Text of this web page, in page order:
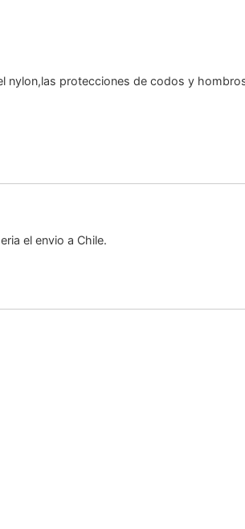
nylon,las protecciones de codos y
el envio a Chile.